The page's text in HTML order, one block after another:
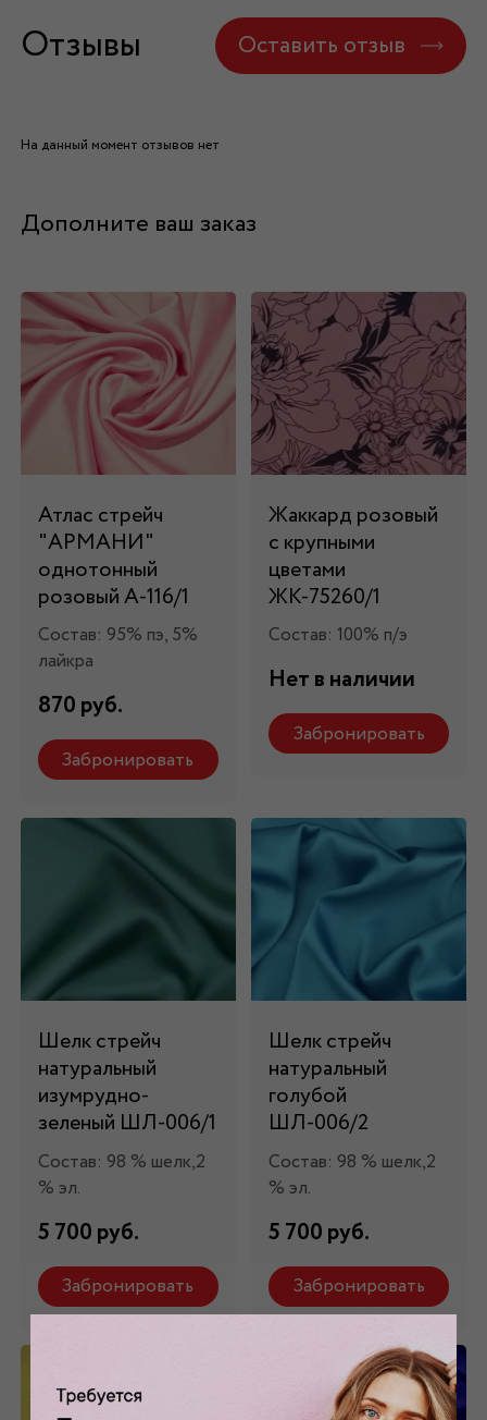
Отзывы Оставить отзыв
На данный момент отзывов нет
Дополните ваш заказ
Атлас стрейч
"APMAНИ"
однотонный
розовый А-116/1
Состав: 95% пэ, 5%
лайкра
870 руб.
Забронировать
Жаккард розовый
с крупными
цветами
ЖК-75260/1
Состав: 100% п/э
Нет в наличии
Забронировать
Шелк стрейч
натуральный
изумрудно-
зеленый ШЛ-006/1
Состав: 98 % шелк,2
% эл.
5 700 руб.
Забронировать
Шелк стрейч
натуральный
голубой
ШЛ-006/2
Состав: 98 % шелк,2
% эл.
5 700 руб.
Забронировать